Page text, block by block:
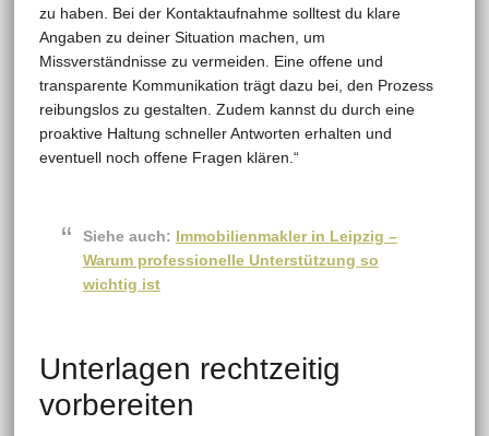
zu haben. Bei der Kontaktaufnahme solltest du klare
Angaben zu deiner Situation machen, um
Missverständnisse zu vermeiden. Eine offene und
transparente Kommunikation trägt dazu bei, den Prozess
reibungslos zu gestalten. Zudem kannst du durch eine
proaktive Haltung schneller Antworten erhalten und
eventuell noch offene Fragen klären.“
Siehe auch: Immobilienmakler in Leipzig –
Warum professionelle Unterstützung so
wichtig ist
Unterlagen rechtzeitig
vorbereiten